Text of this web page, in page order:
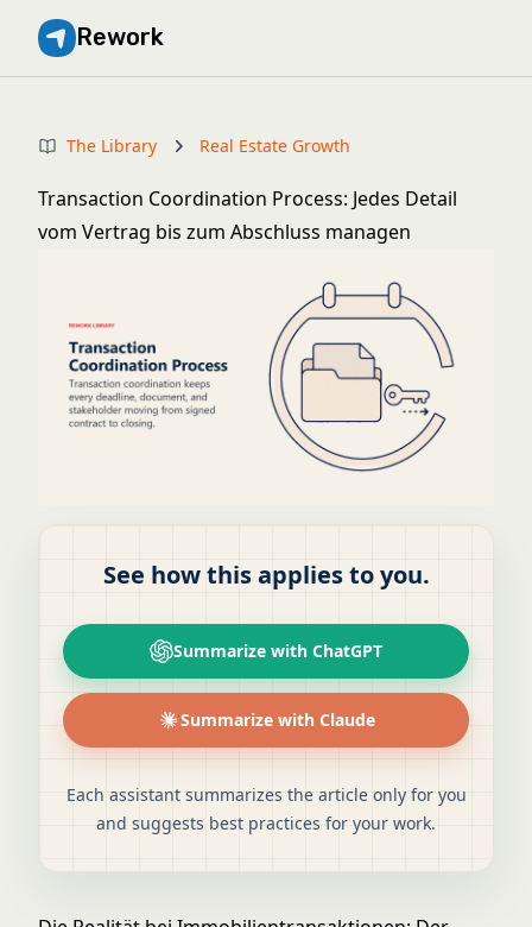
Rework
The Library Real Estate Growth
Transaction Coordination Process: Jedes Detail
vom Vertrag bis zum Abschluss managen
See how this applies to you.
Summarize with ChatGPT
Summarize with Claude
Each assistant summarizes the article only for you
and suggests best practices for your work.